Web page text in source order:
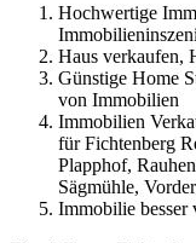
Hochwertige
Haus verkaufen,
Günstige Home
von Immobilien
Immobilien
für Fichtenberg
Plapphof,
Sägmühle,
Immobilie besser